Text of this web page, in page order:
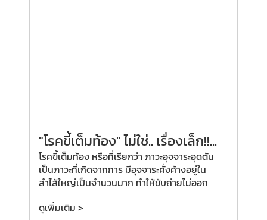
"โรคขี้เต็มท้อง" ไม่ใช่.. เรื่องเล็ก!!...
โรคขี้เต็มท้อง หรือที่เรียกว่า ภาวะอุจจาระอุดตัน
เป็นภาวะที่เกิดจากการ มีอุจจาระคั่งค้างอยู่ใน
ลำไส้ใหญ่เป็นจำนวนมาก ทำให้ขับถ่ายไม่ออก
ดูเพิ่มเติม >